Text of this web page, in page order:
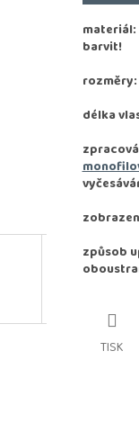
barvit!
rozměry:
délka
způsob
TISK